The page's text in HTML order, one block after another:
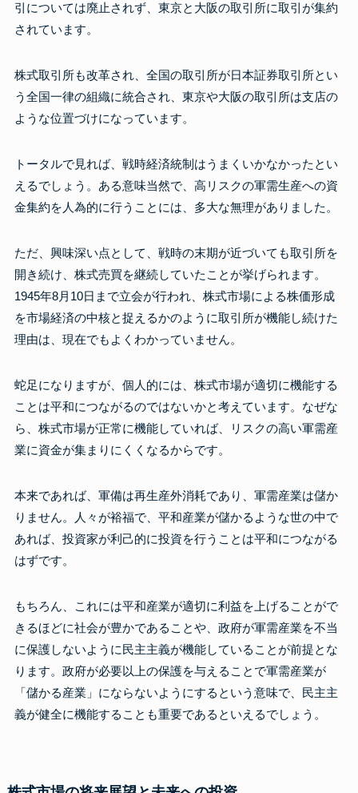
引については廃止されず、東京と大阪の取引所に取引が集約
されています。
株式取引所も改革され、全国の取引所が日本証券取引所とい
う全国一律の組織に統合され、東京や大阪の取引所は支店の
ような位置づけになっています。
トータルで見れば、戦時経済統制はうまくいかなかったとい
えるでしょう。ある意味当然で、高リスクの軍需生産への資
金集約を人為的に行うことには、多大な無理がありました。
ただ、興味深い点として、戦時の末期が近づいても取引所を
開き続け、株式売買を継続していたことが挙げられます。
1945年8月10日まで立会が行われ、株式市場による株価形成
を市場経済の中核と捉えるかのように取引所が機能し続けた
理由は、現在でもよくわかっていません。
蛇足になりますが、個人的には、株式市場が適切に機能する
ことは平和につながるのではないかと考えています。なぜな
ら、株式市場が正常に機能していれば、リスクの高い軍需産
業に資金が集まりにくくなるからです。
本来であれば、軍備は再生産外消耗であり、軍需産業は儲か
りません。人々が裕福で、平和産業が儲かるような世の中で
あれば、投資家が利己的に投資を行うことは平和につながる
はずです。
もちろん、これには平和産業が適切に利益を上げることがで
きるほどに社会が豊かであることや、政府が軍需産業を不当
に保護しないように民主主義が機能していることが前提とな
ります。政府が必要以上の保護を与えることで軍需産業が
「儲かる産業」にならないようにするという意味で、民主主
義が健全に機能することも重要であるといえるでしょう。